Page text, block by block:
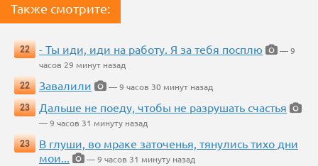
Также смотрите:
22 - Ты иди, иди на работу. Я за тебя посплю
— 9
часов 29 минут назад
22
Завалили
— 9 часов 30 минут назад
23
Дальше не поеду, чтобы не разрушать счастья
— 9 часов 31 минуту назад
23
В глуши, во мраке заточенья, тянулись тихо дни
мои...
— 9 часов 31 минуту назад